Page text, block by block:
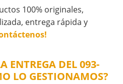
100% originales,
entrega rápida y
ENTREGA DEL 093-
LO GESTIONAMOS?